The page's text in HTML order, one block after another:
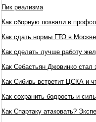
Пик реализма
Как сборную позвали в
Как сдать нормы ГТО в Москве
Как сделать лучше работу
Как Себастьян Джовинко стал
Как Сибирь встретит ЦСКА и
Как сохранить бодрость и
Как Спартаку атаковать?